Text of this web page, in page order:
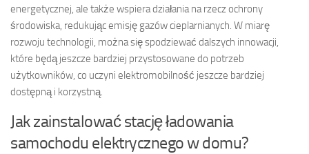
energetycznej, ale także wspiera działania na rzecz ochrony
środowiska, redukując emisję gazów cieplarnianych. W miarę
rozwoju technologii, można się spodziewać dalszych innowacji,
które będą jeszcze bardziej przystosowane do potrzeb
użytkowników, co uczyni elektromobilność jeszcze bardziej
dostępną i korzystną.
Jak zainstalować stację ładowania
samochodu elektrycznego w domu?